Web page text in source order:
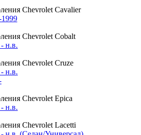
Chevrolet Cavalier
1999
Chevrolet Cobalt
н.в.
Chevrolet Cruze
н.в.
Chevrolet Epica
н.в.
Chevrolet Lacetti